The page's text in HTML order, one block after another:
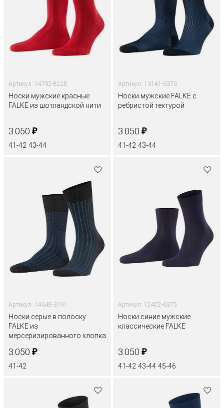
Артикул: 14792-8228
Носки мужские красные
FALKE из шотландской нити
3.050 ₽
41-42 43-44
Артикул: 13141-6370
Носки мужские FALKE с
ребристой тектурой
3.050 ₽
41-42 43-44
Артикул: 14648-3191
Носки серые в полоску
FALKE из
мерсеризированного хлопка
3.050 ₽
41-42
Артикул: 12422-6375
Носки синие мужские
классические FALKE
3.050 ₽
41-42 43-44 45-46